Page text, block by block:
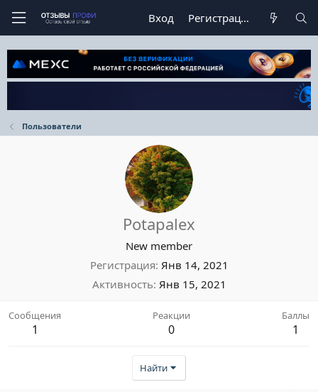
Вход Регистрация
Пользователи
Potapalex
New member
Регистрация Янв 14, 2021
Активность Янв 15, 2021
Сообщения
1
Реакции
0
Баллы
1
Найти